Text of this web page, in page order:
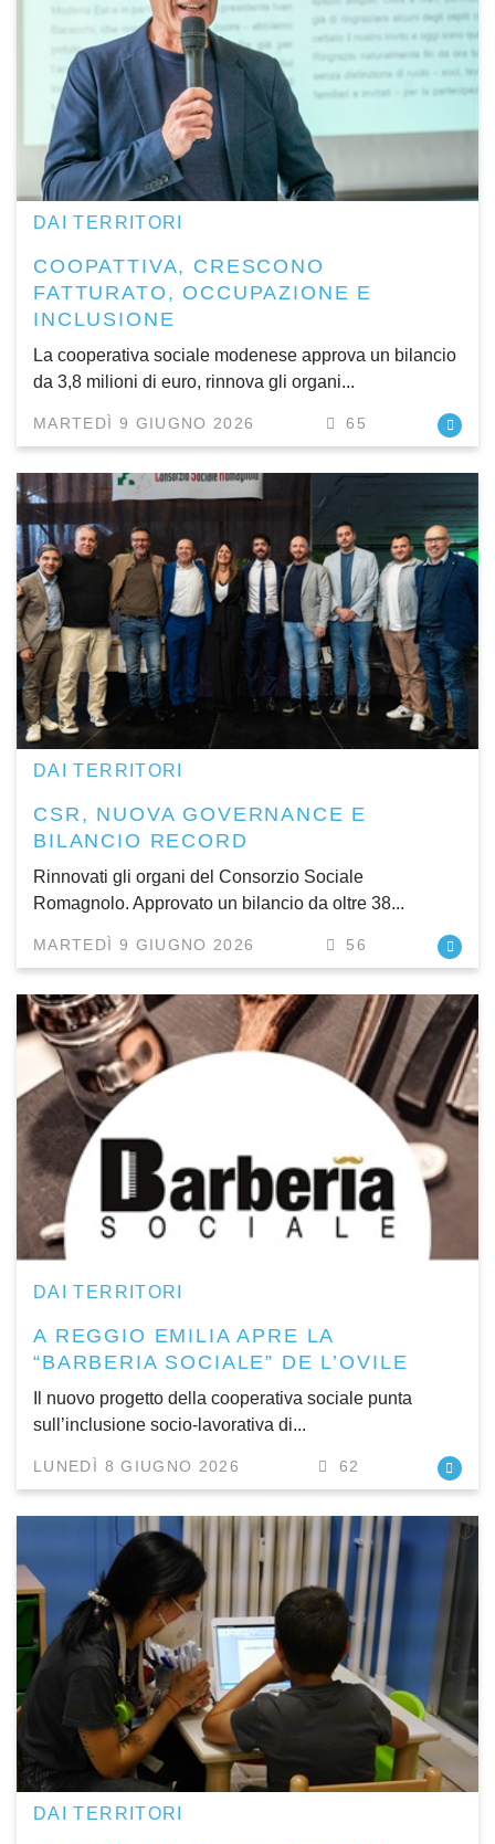
DAI TERRITORI
COOPATTIVA, CRESCONO
FATTURATO, OCCUPAZIONE E
INCLUSIONE
La cooperativa sociale modenese approva un bilancio
da 3,8 milioni di euro, rinnova gli organi...
MARTEDÌ 9 GIUGNO 2026 65
DAI TERRITORI
CSR, NUOVA GOVERNANCE E
BILANCIO RECORD
Rinnovati gli organi del Consorzio Sociale
Romagnolo. Approvato un bilancio da oltre 38...
MARTEDÌ 9 GIUGNO 2026 56
DAI TERRITORI
A REGGIO EMILIA APRE LA
“BARBERIA SOCIALE” DE L’OVILE
Il nuovo progetto della cooperativa sociale punta
sull’inclusione socio-lavorativa di...
LUNEDÌ 8 GIUGNO 2026 62
DAI TERRITORI